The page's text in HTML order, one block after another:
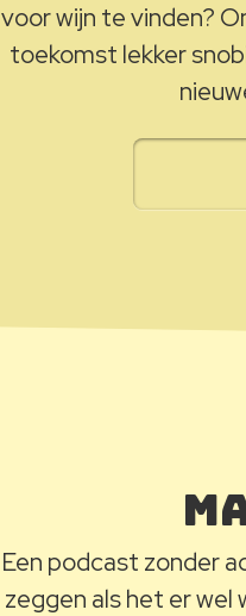
voor wijn te vinden?
toekomst lekker
Een podcast zonder
zeggen als het er wel